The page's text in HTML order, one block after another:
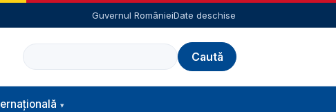
Guvernul RomânieiDate deschise
Caută